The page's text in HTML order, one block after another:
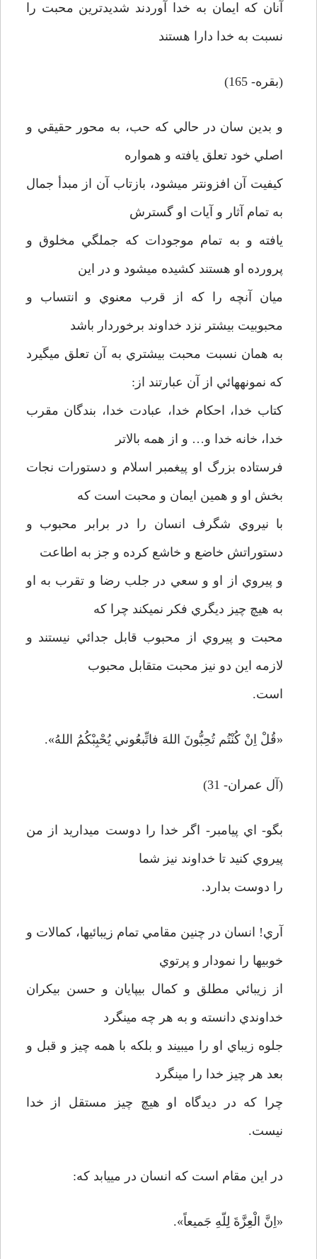
آنان كه ايمان به خدا آوردند شديدترين محبت را
نسبت به خدا دارا هستند
(بقره- 165)
و بدين سان در حالي كه حب، به محور حقيقي و
اصلي خود تعلق يافته و همواره
كيفيت آن افزون­تر مي­شود، بازتاب آن از مبدأ جمال
به تمام آثار و آيات او گسترش
يافته و به تمام موجودات كه جملگي مخلوق و
پرورده او هستند كشيده مي­شود و در اين
ميان آنچه را كه از قرب معنوي و انتساب و
محبوبيت بيشتر نزد خداوند برخوردار باشد
به همان نسبت محبت بيشتري به آن تعلق مي­گيرد
كه نمونه­هائي از آن عبارتند از:
كتاب خدا، احكام خدا، عبادت خدا، بندگان مقرب
خدا،‌ خانه خدا و… و از همه بالاتر
فرستاده بزرگ او پيغمبر اسلام و دستورات نجات
بخش او و همين ايمان و محبت است كه
با نيروي شگرف انسان را در برابر محبوب و
دستوراتش خاضع و خاشع كرده و جز به اطاعت
و پيروي از او و سعي در جلب رضا و تقرب به او
به هيچ چيز ديگري فكر نمي­كند چرا كه
محبت و پيروي از محبوب قابل جدائي نيستند و
لازمه اين دو نيز محبت متقابل محبوب
است.
«قُلْ اِنْ كُنْتُم تُحِبُّونَ اللهَ فاتِّبعُوني يُحْبِبْكُمُ اللهُ».
(آل عمران- 31)
بگو- اي پيامبر- اگر خدا را دوست مي­داريد از من
پيروي كنيد تا خداوند نيز شما
را دوست بدارد.
آري! انسان در چنين مقامي تمام زيبائيها، كمالات و
خوبيها را نمودار و پرتوي
از زيبائي مطلق و كمال بي­پايان و حسن بي­كران
خداوندي دانسته و به هر چه مي­نگرد
جلوه زيباي او را مي­بيند و بلكه با همه چيز و قبل و
بعد هر چيز خدا را مي­نگرد
چرا كه در ديدگاه او هيچ چيز مستقل از خدا
نيست.
در اين مقام است كه انسان در مي­يابد كه:
«اِنَّ الْعِزَّةَ‌ لِلّهِ جَميعاً».